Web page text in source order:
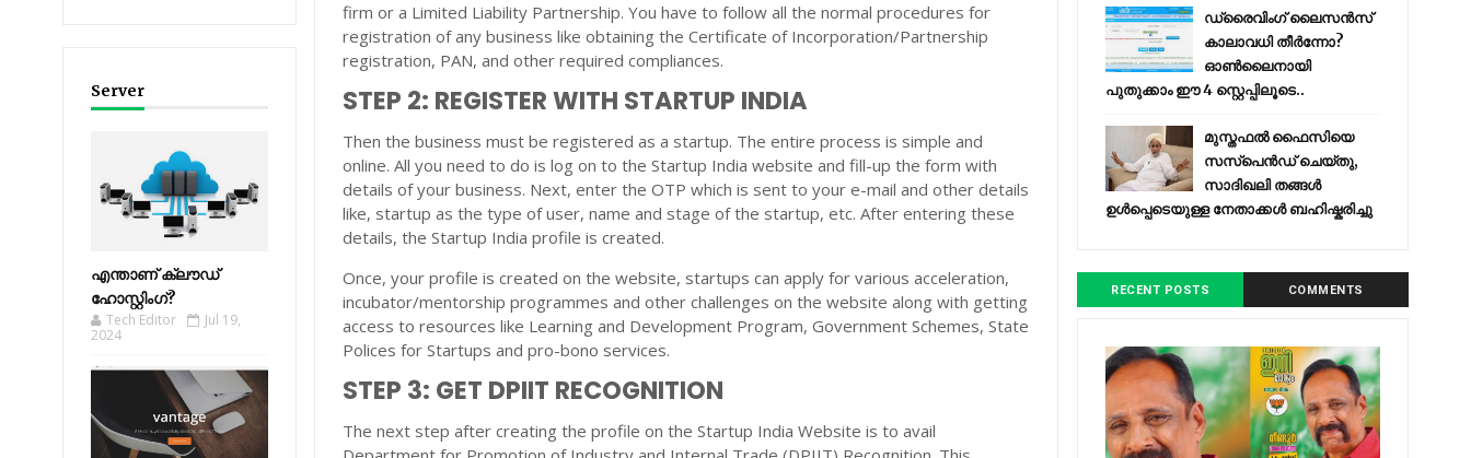
Server
എന്താണ് ക്ലൗഡ്
ഹോസ്റ്റിംഗ്?
Tech Editor
Jul 19,
2024
firm or a Limited Liability Partnership. You have to follow all the normal procedures for
registration of any business like obtaining the Certificate of Incorporation/Partnership
registration, PAN, and other required compliances.
STEP 2: REGISTER WITH STARTUP INDIA
Then the business must be registered as a startup. The entire process is simple and
online. All you need to do is log on to the Startup India website and fill-up the form with
details of your business. Next, enter the OTP which is sent to your e-mail and other details
like, startup as the type of user, name and stage of the startup, etc. After entering these
details, the Startup India profile is created.
Once, your profile is created on the website, startups can apply for various acceleration,
incubator/mentorship programmes and other challenges on the website along with getting
access to resources like Learning and Development Program, Government Schemes, State
Polices for Startups and pro-bono services.
STEP 3: GET DPIIT RECOGNITION
The next step after creating the profile on the Startup India Website is to avail
ഡ്രൈവിംഗ് ലൈസൻസ്
കാലാവധി തീർന്നോ?
ഓൺലൈനായി
പുതുക്കാം ഈ 4 സ്റ്റെപ്പിലൂടെ..
മുസ്തഫൽ ഫൈസിയെ
സസ്‌പെൻഡ് ചെയ്തു,
സാദിഖലി തങ്ങൾ
ഉൾപ്പെടെയുള്ള നേതാക്കൾ ബഹിഷ്കരിച്ചു
RECENT POSTS COMMENTS